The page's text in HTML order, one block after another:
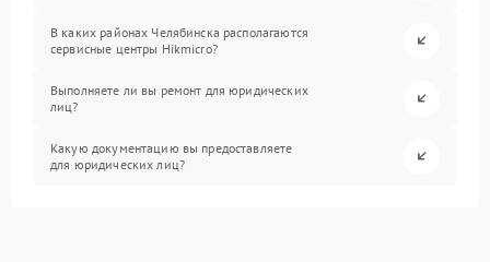
В каких районах Челябинска располагаются
сервисные центры Hikmicro?
Выполняете ли вы ремонт для юридических
лиц?
Какую документацию вы предоставляете
для юридических лиц?